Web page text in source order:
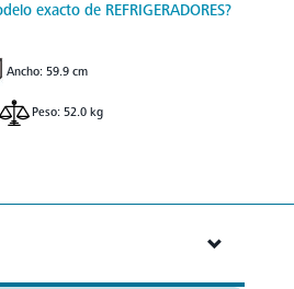
exacto de REFRIGERADORES?
Ancho: 59.9 cm
Peso: 52.0 kg